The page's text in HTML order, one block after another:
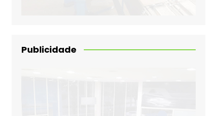
Publicidade